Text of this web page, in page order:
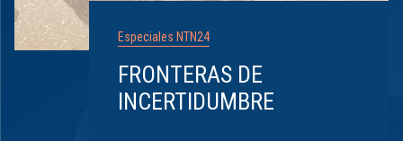
Especiales NTN24
FRONTERAS DE
INCERTIDUMBRE